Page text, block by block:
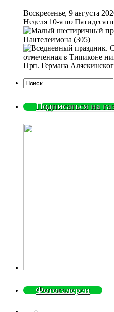
Воскресенье, 9 августа
Неделя 10-я по
Пантелеимона (305)
Прп. Германа
Подписаться на
Фотогалереи